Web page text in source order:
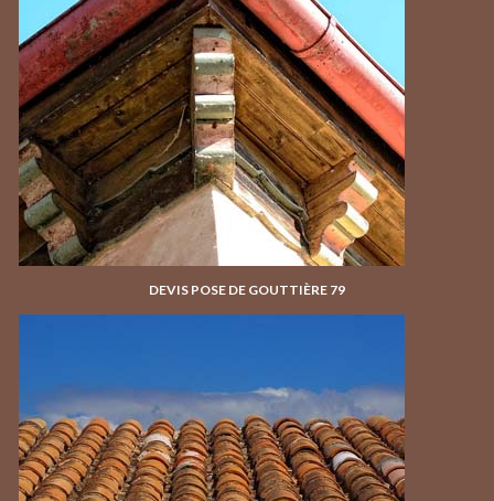
DEVIS POSE DE GOUTTIÈRE 79